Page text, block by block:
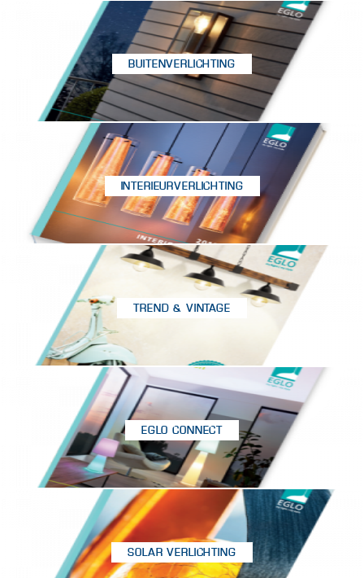
BUITENVERLICHTING
INTERIEURVERLICHTING
TREND & VINTAGE
EGLO CONNECT
SOLAR VERLICHTING